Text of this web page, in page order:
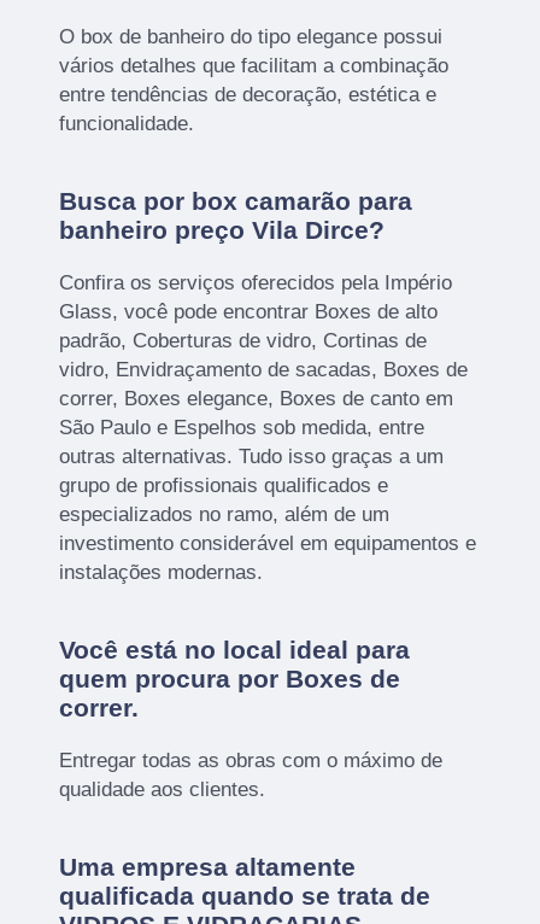
O box de banheiro do tipo elegance possui
vários detalhes que facilitam a combinação
entre tendências de decoração, estética e
funcionalidade.
Busca por box camarão para
banheiro preço Vila Dirce?
Confira os serviços oferecidos pela Império
Glass, você pode encontrar Boxes de alto
padrão, Coberturas de vidro, Cortinas de
vidro, Envidraçamento de sacadas, Boxes de
correr, Boxes elegance, Boxes de canto em
São Paulo e Espelhos sob medida, entre
outras alternativas. Tudo isso graças a um
grupo de profissionais qualificados e
especializados no ramo, além de um
investimento considerável em equipamentos e
instalações modernas.
Você está no local ideal para
quem procura por Boxes de
correr.
Entregar todas as obras com o máximo de
qualidade aos clientes.
Uma empresa altamente
qualificada quando se trata de